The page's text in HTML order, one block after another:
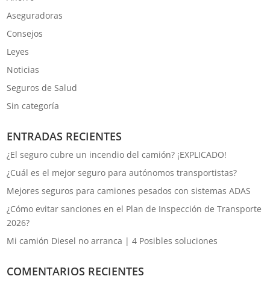
Aseguradoras
Consejos
Leyes
Noticias
Seguros de Salud
Sin categoría
ENTRADAS RECIENTES
¿El seguro cubre un incendio del camión? ¡EXPLICADO!
¿Cuál es el mejor seguro para autónomos transportistas?
Mejores seguros para camiones pesados con sistemas ADAS
¿Cómo evitar sanciones en el Plan de Inspección de Transporte
2026?
Mi camión Diesel no arranca | 4 Posibles soluciones
COMENTARIOS RECIENTES